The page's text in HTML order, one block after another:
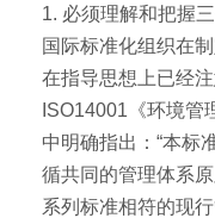
1. 必须理解和把握
国际标准化组织在
在指导思想上已经
ISO14001《环境管
中明确指出：“本标
循共同的管理体系
系列标准相符的现